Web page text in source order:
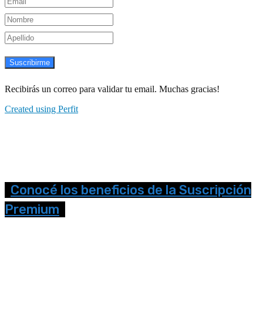
Suscribirme
Recibirás un correo para validar tu email. Muchas gracias!
Created using Perfit
Conocé los beneficios de la Suscripción
Premium